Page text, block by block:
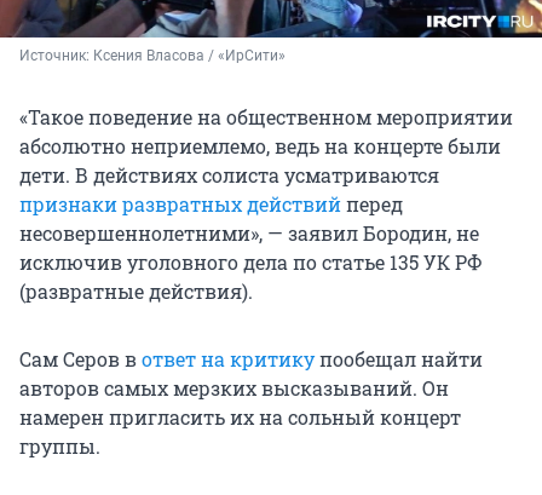
Источник: Ксения Власова / «ИрСити»
«Такое поведение на общественном мероприятии
абсолютно неприемлемо, ведь на концерте были
дети. В действиях солиста усматриваются
признаки развратных действийперед
несовершеннолетними», — заявил Бородин, не
исключив уголовного дела по статье 135 УК РФ
(развратные действия).
Сам Серов вответ на критикупообещал найти
авторов самых мерзких высказываний. Он
намерен пригласить их на сольный концерт
группы.